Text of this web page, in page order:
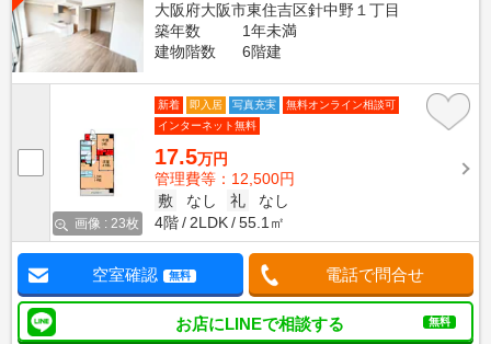
大阪府大阪市東住吉区針中野１丁目
築年数
1年未満
建物階数
6階建
画像 : 23枚
新着 即入居 写真充実
無料オンライン相談可
インターネット無料
17.5万円
管理費等：12,500円
敷
なし 礼
なし
4階
2LDK 55.1㎡
空室確認 無料 電話で問合せ
お店にLINEで相談する 無料